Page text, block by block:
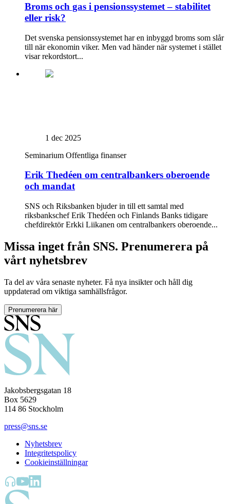
Broms och gas i pensionssystemet – stabilitet
eller risk?
Det svenska pensionssystemet har en inbyggd broms som slår
till när ekonomin viker. Men vad händer när systemet i stället
visar rekordstort...
1 dec 2025
Seminarium Offentliga finanser
Erik Thedéen om centralbankers oberoende
och mandat
SNS och Riksbanken bjuder in till ett samtal med
riksbankschef Erik Thedéen och Finlands Banks tidigare
chefdirektör Erkki Liikanen om centralbankers oberoende...
Missa inget från SNS. Prenumerera på
vårt nyhetsbrev
Ta del av våra senaste nyheter. Få nya insikter och håll dig
uppdaterad om viktiga samhällsfrågor.
Prenumerera här
Jakobsbergsgatan 18
Box 5629
114 86 Stockholm
press@sns.se
Nyhetsbrev
Integritetspolicy
Cookieinställningar